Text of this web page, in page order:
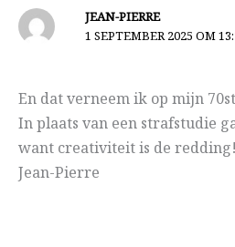
JEAN-PIERRE
1 SEPTEMBER 2025 OM
En dat verneem ik op mijn
In plaats van een strafstudie
want creativiteit is de redding!
Jean-Pierre